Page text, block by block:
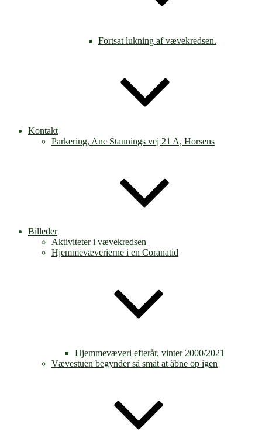
Fortsat lukning af vævekredsen.
Kontakt
Parkering, Ane Staunings vej 21 A, Horsens
Billeder
Aktiviteter i vævekredsen
Hjemmevæverierne i en Coranatid
Hjemmevæveri efterår, vinter 2000/2021
Vævestuen begynder så småt at åbne op igen